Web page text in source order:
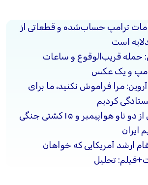
ترامپ حساب‌شده و قطعاتی از
است
حمله‌ قریب‌الوقوع و ساعات
و یک عکس
مرا فراموش نکنید، ما برای
کردیم
ناوگانی متشکل از دو ناو هواپیمبر و ۱۵ کشتی جنگی
ایران
ارشد آمریکایی که خواهان
تحلیل